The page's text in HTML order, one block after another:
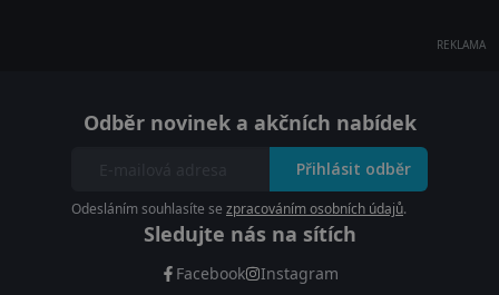
REKLAMA
Odběr novinek a akčních nabídek
Přihlásit odběr
Odesláním souhlasíte se zpracováním osobních údajů.
Sledujte nás na sítích
Facebook Instagram